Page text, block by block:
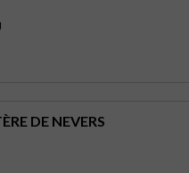
DE NEVERS